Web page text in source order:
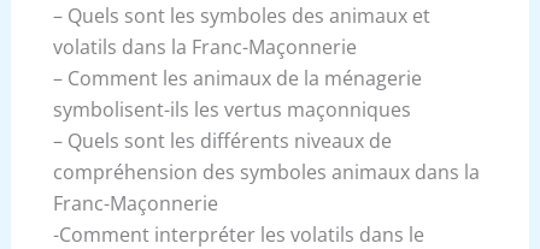
– Quels sont les symboles des animaux et
volatils dans la Franc-Maçonnerie
– Comment les animaux de la ménagerie
symbolisent-ils les vertus maçonniques
– Quels sont les différents niveaux de
compréhension des symboles animaux dans la
Franc-Maçonnerie
-Comment interpréter les volatils dans le